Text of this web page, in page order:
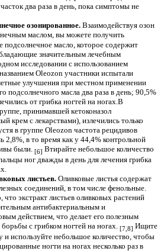
два раза в день, пока симптомы не
озонированное. Взаимодействуя озон
маслом, вы можете получить
подсолнечное масло, которое содержит
значительным лечебным
исследовании с использованием
Oleozon участники испытали
улучшения при местном применении
подсолнечного масла два раза в день; 90,5%
от грибка ногтей на ногах.В
принимавшей кетоконазол
крем с лекарствами), излечились только
в группе Oleozon частота рецидивов
2,8%, в то время как у 44,4% контрольной
были. [6] Втирайте небольшое количество
ног дважды в день для лечения грибка
листьев. Оливковые листья содержат
соединений, в том числе фенольные.
что экстракт листьев оливковых растений
антибактериальным и
действием, что делает его полезным
с грибком ногтей на ногах. [7,8] Ищите
используйте небольшое количество, чтобы
ногти на ногах несколько раз в